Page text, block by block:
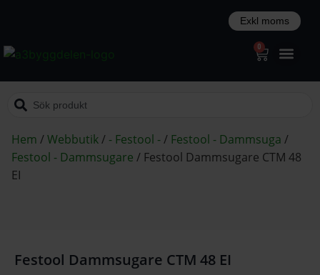
0
Hem /Webbutik/ - Festool -/ Festool - Dammsuga /
Festool - Dammsugare / Festool Dammsugare CTM 48
EI
Festool Dammsugare CTM 48 EI